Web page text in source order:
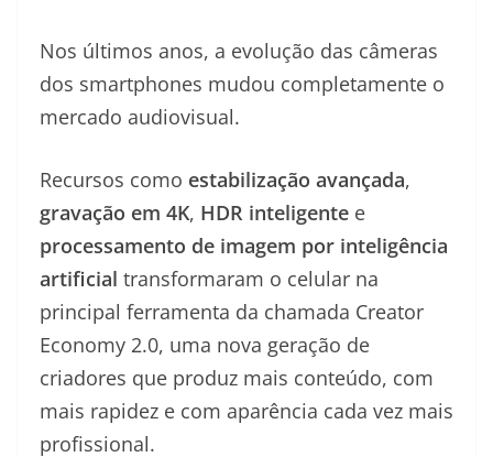
Nos últimos anos, a evolução das câmeras
dos smartphones mudou completamente o
mercado audiovisual.
Recursos como estabilização avançada,
gravação em 4K, HDR inteligente e
processamento de imagem por inteligência
artificial transformaram o celular na
principal ferramenta da chamada Creator
Economy 2.0, uma nova geração de
criadores que produz mais conteúdo, com
mais rapidez e com aparência cada vez mais
profissional.